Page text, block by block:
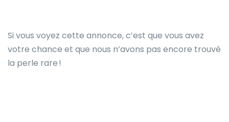
Si vous voyez cette annonce, c’est que vous avez
votre chance et que nous n’avons pas encore trouvé
la perle rare !